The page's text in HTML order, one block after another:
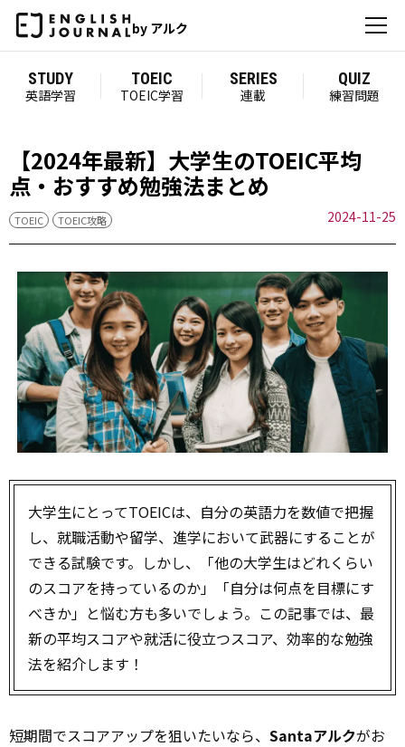
by アルク
STUDY
英語学習
TOEIC
TOEIC学習
SERIES
連載
QUIZ
練習問題
【2024年最新】大学生のTOEIC平均
点・おすすめ勉強法まとめ
TOEIC TOEIC攻略 2024-11-25
大学生にとってTOEICは、自分の英語力を数値で把握
し、就職活動や留学、進学において武器にすることが
できる試験です。しかし、「他の大学生はどれくらい
のスコアを持っているのか」「自分は何点を目標にす
べきか」と悩む方も多いでしょう。この記事では、最
新の平均スコアや就活に役立つスコア、効率的な勉強
法を紹介します！
短期間でスコアアップを狙いたいなら、 Santaアルクがお